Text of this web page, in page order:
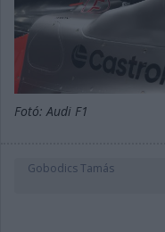
Fotó: Audi F1
Gobodics Tamás